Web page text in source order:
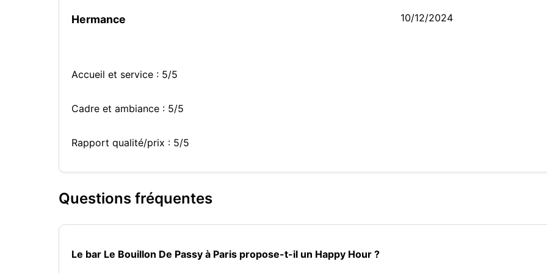
Hermance 10/12/2024
Accueil et service : 5/5
Cadre et ambiance : 5/5
Rapport qualité/prix : 5/5
Questions fréquentes
Le bar Le Bouillon De Passy à Paris propose-t-il un Happy Hour ?